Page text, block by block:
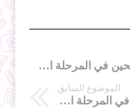
قائمة الاساتذة الاحتياط الناجحين في المرحلة الوطنية مديرية التربية تلمسان
الموضوع السابق
قائمة الاساتذة الاحتياط الناجحين في المرحلة الوطنية مديرية التربية غليزان